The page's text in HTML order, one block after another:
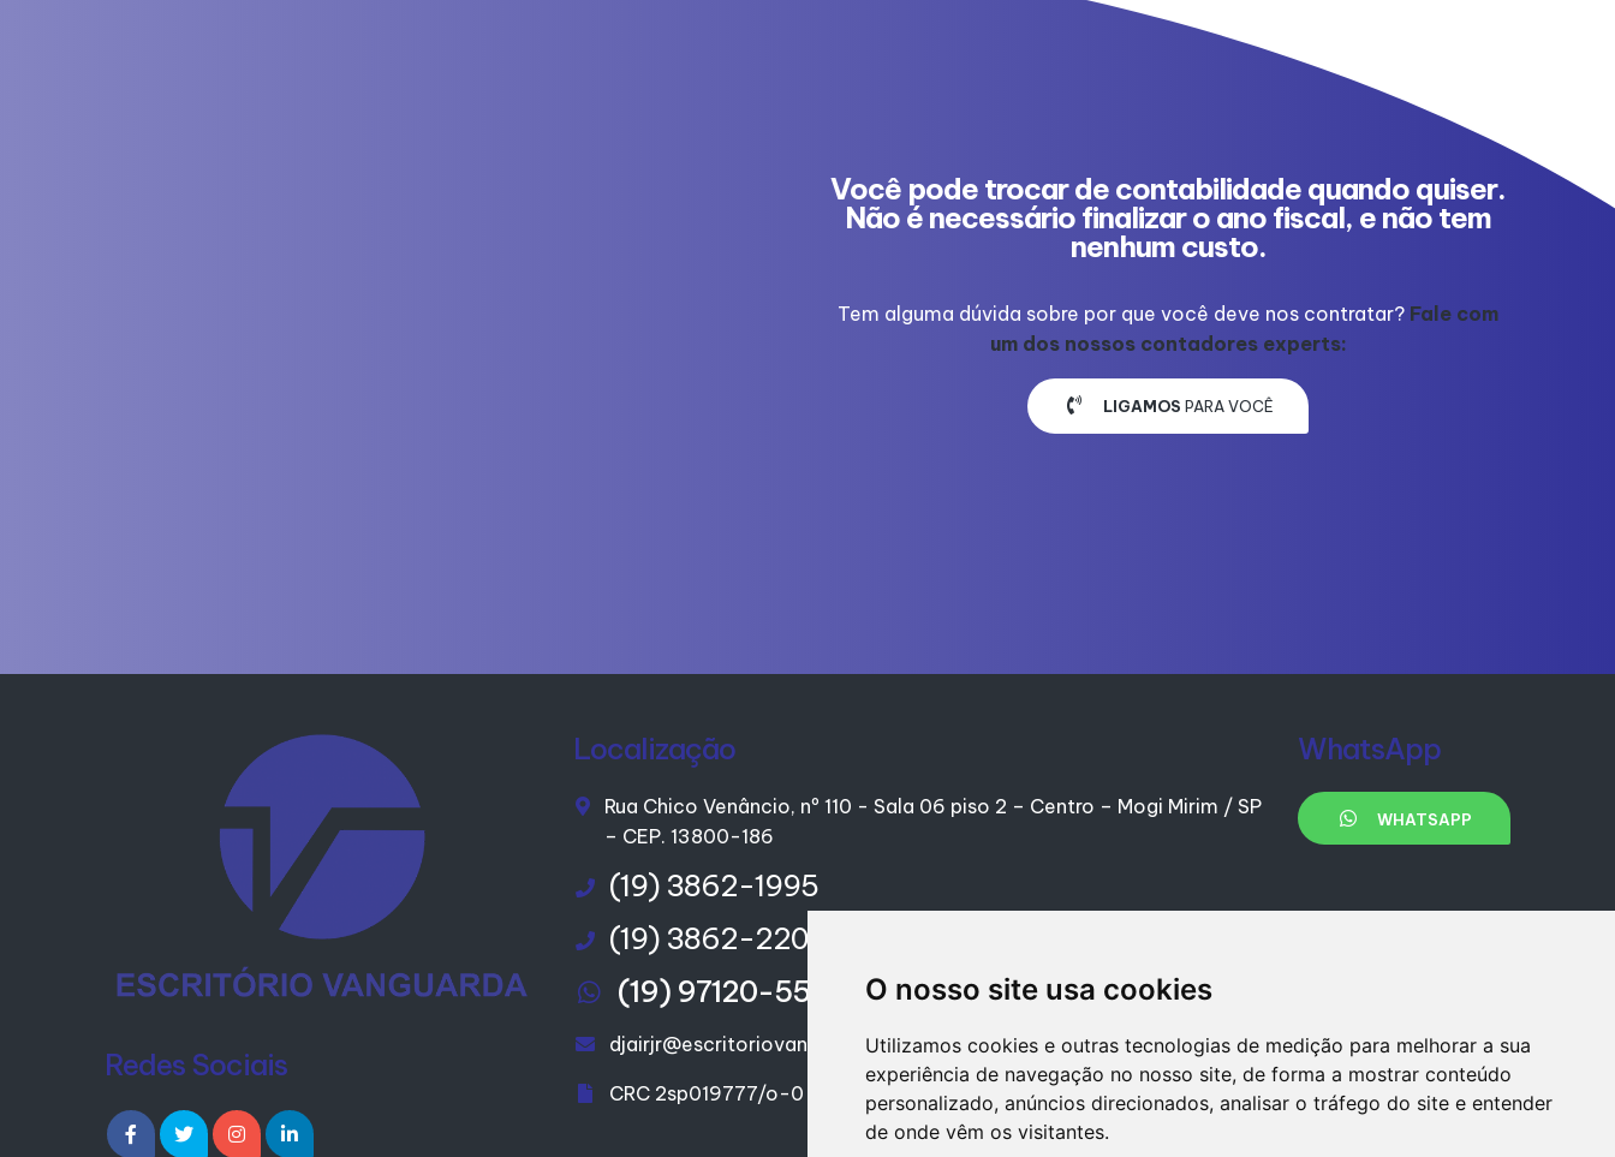
O nosso site usa cookies
Utilizamos cookies e outras tecnologias de medição para melhorar a sua
experiência de navegação no nosso site, de forma a mostrar conteúdo
personalizado, anúncios direcionados, analisar o tráfego do site e entender
de onde vêm os visitantes.
Você pode trocar de contabilidade quando quiser.
Não é necessário finalizar o ano fiscal, e não tem
nenhum custo.
Tem alguma dúvida sobre por que você deve nos contratar? Fale com
um dos nossos contadores experts:
LIGAMOS PARA VOCÊ
Redes Sociais
Localização
Rua Chico Venâncio, nº 110 - Sala 06 piso 2 – Centro – Mogi Mirim / SP
– CEP. 13800-186
(19) 3862-1995
(19) 3862-2200
(19) 97120-5595
djairjr@escritoriovanguarda.com.br
CRC 2sp019777/o-0
WhatsApp
WHATSAPP